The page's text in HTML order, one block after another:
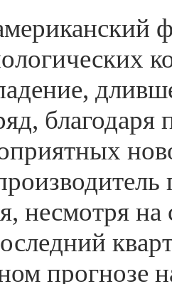
несмотря
прогнозе